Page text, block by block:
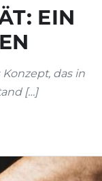
EIN
das in
[…]